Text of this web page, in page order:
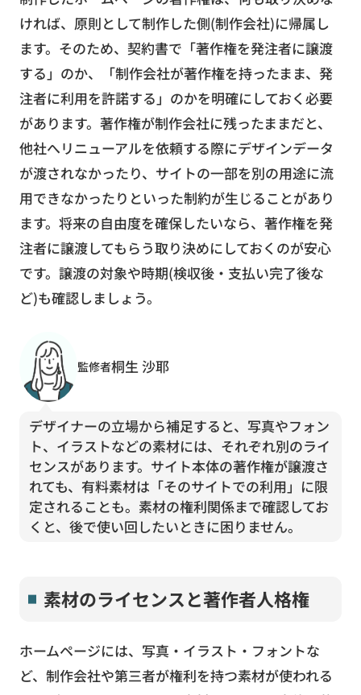
ければ、原則として制作した側(制作会社)に帰属し
ます。そのため、契約書で「著作権を発注者に譲渡
する」のか、「制作会社が著作権を持ったまま、発
注者に利用を許諾する」のかを明確にしておく必要
があります。著作権が制作会社に残ったままだと、
他社へリニューアルを依頼する際にデザインデータ
が渡されなかったり、サイトの一部を別の用途に流
用できなかったりといった制約が生じることがあり
ます。将来の自由度を確保したいなら、著作権を発
注者に譲渡してもらう取り決めにしておくのが安心
です。譲渡の対象や時期(検収後・支払い完了後な
ど)も確認しましょう。
監修者桐生 沙耶
デザイナーの立場から補足すると、写真やフォン
ト、イラストなどの素材には、それぞれ別のライ
センスがあります。サイト本体の著作権が譲渡さ
れても、有料素材は「そのサイトでの利用」に限
定されることも。素材の権利関係まで確認してお
くと、後で使い回したいときに困りません。
素材のライセンスと著作者人格権
ホームページには、写真・イラスト・フォントな
ど、制作会社や第三者が権利を持つ素材が使われる